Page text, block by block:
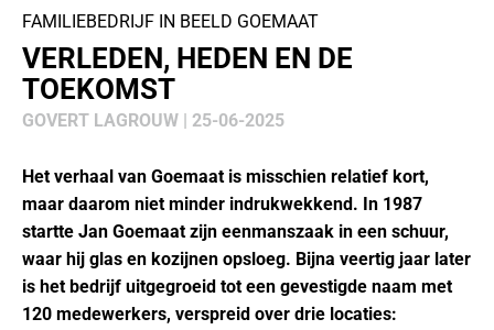
FAMILIEBEDRIJF IN BEELD GOEMAAT
VERLEDEN, HEDEN EN DE
TOEKOMST
GOVERT LAGROUW | 25-06-2025
Het verhaal van Goemaat is misschien relatief kort,
maar daarom niet minder indrukwekkend. In 1987
startte Jan Goemaat zijn eenmanszaak in een schuur,
waar hij glas en kozijnen opsloeg. Bijna veertig jaar later
is het bedrijf uitgegroeid tot een gevestigde naam met
120 medewerkers, verspreid over drie locaties: